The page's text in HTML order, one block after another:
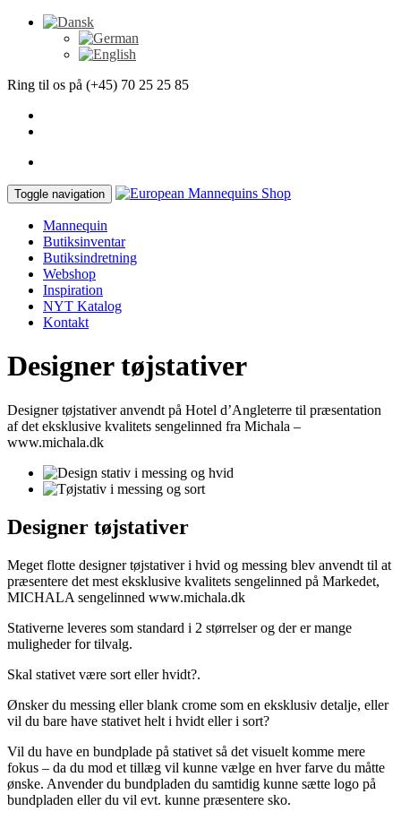
Ring til os på (+45) 70 25 25 85
Toggle navigation
Mannequin
Butiksinventar
Butiksindretning
Webshop
Inspiration
NYT Katalog
Kontakt
Designer tøjstativer
Designer tøjstativer anvendt på Hotel d’Angleterre til præsentation
af det eksklusive kvalitets sengelinned fra Michala –
www.michala.dk
Designer tøjstativer
Meget flotte designer tøjstativer i hvid og messing blev anvendt til at
præsentere det mest eksklusive kvalitets sengelinned på Markedet,
MICHALA sengelinned www.michala.dk
Stativerne leveres som standard i 2 størrelser og der er mange
muligheder for tilvalg.
Skal stativet være sort eller hvidt?.
Ønsker du messing eller blank crome som en eksklusiv detalje, eller
vil du bare have stativet helt i hvidt eller i sort?
Vil du have en bundplade på stativet så det visuelt komme mere
fokus – da du mod et tillæg vil kunne vælge en hver farve du måtte
ønske. Anvender du bundpladen du samtidig kunne sætte logo på
bundpladen eller du vil evt. kunne præsentere sko.